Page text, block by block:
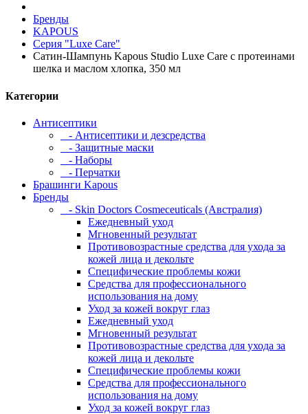
Бренды
KAPOUS
Серия "Luxe Care"
Сатин-Шампунь Kapous Studio Luxe Care с протеинами
шелка и маслом хлопка, 350 мл
Категории
Антисептики
- Антисептики и дезсредства
- Защитные маски
- Наборы
- Перчатки
Брашинги Kapous
Бренды
- Skin Doctors Cosmeceuticals (Австралия)
Ежедневный уход
Мгновенный результат
Противовозрастные средства для ухода за
кожей лица и декольте
Специфические проблемы кожи
Средства для профессионального
использования на дому
Уход за кожей вокруг глаз
Ежедневный уход
Мгновенный результат
Противовозрастные средства для ухода за
кожей лица и декольте
Специфические проблемы кожи
Средства для профессионального
использования на дому
Уход за кожей вокруг глаз